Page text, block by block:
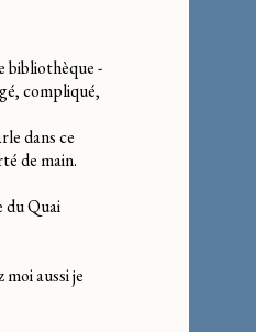
bibliothèque -
compliqué,
dans ce
de main.
du Quai
aussi je